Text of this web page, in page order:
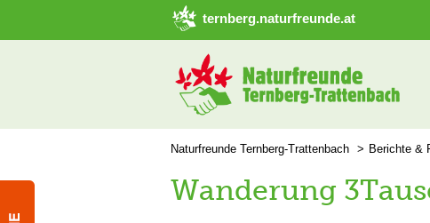
➜ Hauptregion der Seite anspringen
ternberg.naturfreunde.at
Naturfreunde Ternberg-Trattenbach Berichte &
Wanderung